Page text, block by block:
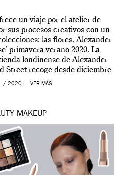
un viaje por el atelier de
sus procesos creativos con un
las flores. Alexander
primavera-verano 2020. La
londinense de Alexander
Street recoge desde diciembre
final de abril […]
/ 2020 — VER MÁS
MAKEUP